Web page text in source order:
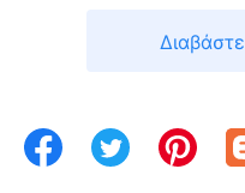
αποδέσμευσαν.
του Θεού: «
Οι